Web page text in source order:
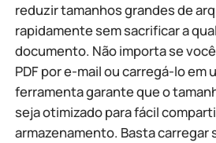
Extensor de imagem de IA
Otimizador de imagem no
Clareador de Imagem
Converter PDF para PPT online
JPG para PDF on-line
PDF para JPG
reduzir tamanhos grandes de
rapidamente sem sacrificar a
documento. Não importa se
PDF por e-mail ou carregá-lo em
ferramenta garante que o
seja otimizado para fácil
armazenamento. Basta carregar